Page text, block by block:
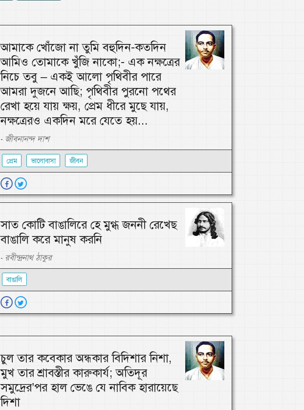
আমাকে খোঁজো না তুমি বহুদিন-কতদিন
আমিও তোমাকে খুঁজি নাকো;- এক নক্ষত্রের
নিচে তবু – একই আলো পৃথিবীর পারে
আমরা দুজনে আছি; পৃথিবীর পুরনো পথের
রেখা হয়ে যায় ক্ষয়, প্রেম ধীরে মুছে যায়,
নক্ষত্রেরও একদিন মরে যেতে হয়...
- জীবনানন্দ দাশ
প্রেম ভালোবাসা জীবন
সাত কোটি বাঙালিরে হে মুগ্ধ জননী রেখেছ
বাঙালি করে মানুষ করনি
- রবীন্দ্রনাথ ঠাকুর
বাঙালি
চুল তার কবেকার অন্ধকার বিদিশার নিশা,
মুখ তার শ্রাবস্তীর কারুকার্য; অতিদূর
সমুদ্রের’পর হাল ভেঙে যে নাবিক হারায়েছে
দিশা